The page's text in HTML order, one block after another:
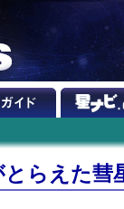
とらえた彗